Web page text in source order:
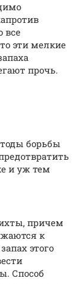
все
эти мелкие
прочь.
борьбы
и уж тем
причем
к
этого
Способ